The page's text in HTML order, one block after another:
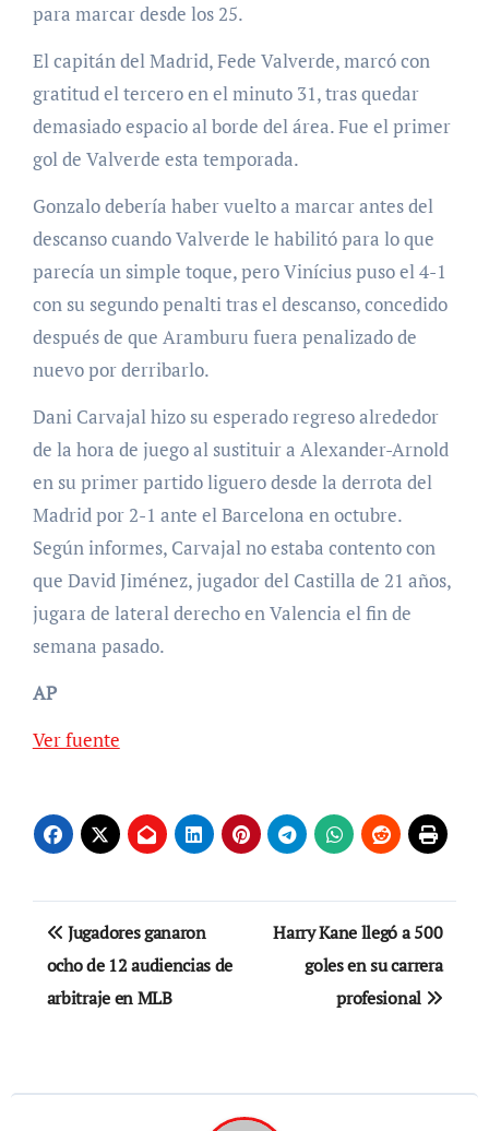
para marcar desde los 25.
El capitán del Madrid, Fede Valverde, marcó con
gratitud el tercero en el minuto 31, tras quedar
demasiado espacio al borde del área. Fue el primer
gol de Valverde esta temporada.
Gonzalo debería haber vuelto a marcar antes del
descanso cuando Valverde le habilitó para lo que
parecía un simple toque, pero Vinícius puso el 4-1
con su segundo penalti tras el descanso, concedido
después de que Aramburu fuera penalizado de
nuevo por derribarlo.
Dani Carvajal hizo su esperado regreso alrededor
de la hora de juego al sustituir a Alexander-Arnold
en su primer partido liguero desde la derrota del
Madrid por 2-1 ante el Barcelona en octubre.
Según informes, Carvajal no estaba contento con
que David Jiménez, jugador del Castilla de 21 años,
jugara de lateral derecho en Valencia el fin de
semana pasado.
AP
Ver fuente
Navegación
de
entradas
Jugadores ganaron
ocho de 12 audiencias de
arbitraje en MLB
Harry Kane llegó a 500
goles en su carrera
profesional